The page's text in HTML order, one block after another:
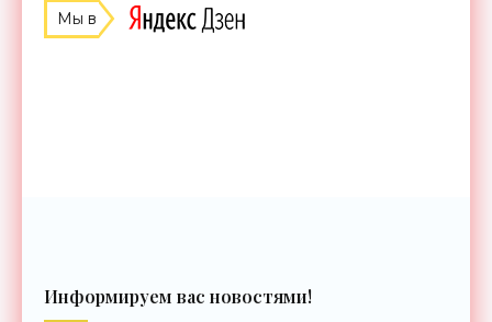
Мы в
Информируем вас новостями!